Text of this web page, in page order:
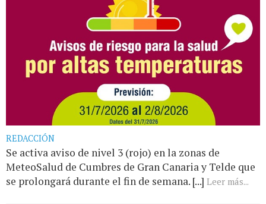
REDACCIÓN
Se activa aviso de nivel 3 (rojo) en la zonas de
MeteoSalud de Cumbres de Gran Canaria y Telde que
se prolongará durante el fin de semana. [...] Leer más...